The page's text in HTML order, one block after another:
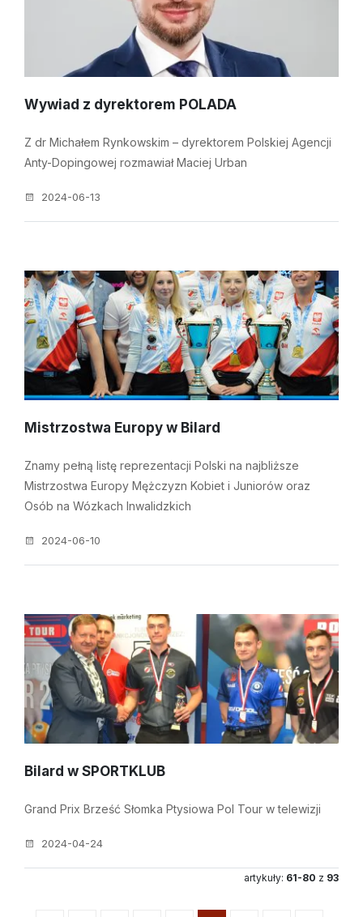
Wywiad z dyrektorem POLADA
Z dr Michałem Rynkowskim – dyrektorem Polskiej Agencji
Anty-Dopingowej rozmawiał Maciej Urban
2024-06-13
Mistrzostwa Europy w Bilard
Znamy pełną listę reprezentacji Polski na najbliższe
Mistrzostwa Europy Mężczyzn Kobiet i Juniorów oraz
Osób na Wózkach Inwalidzkich
2024-06-10
Bilard w SPORTKLUB
Grand Prix Brześć Słomka Ptysiowa Pol Tour w telewizji
2024-04-24
artykuły: 61-80 z 93